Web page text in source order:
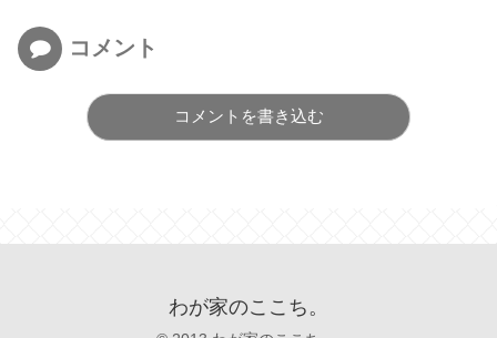
コメント
コメントを書き込む
わが家のここち。